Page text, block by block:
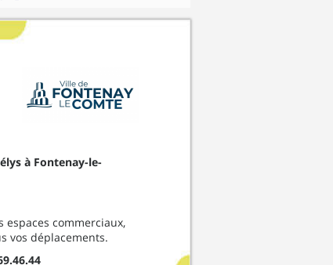
à Fontenay-le-
espaces commerciaux,
vos déplacements.